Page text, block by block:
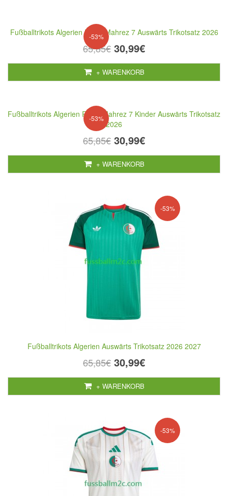
-53%
Fußballtrikots Algerien Riyad Mahrez 7 Auswärts Trikotsatz 2026
65,85€ 30,99€
+ WARENKORB
-53%
Fußballtrikots Algerien Riyad Mahrez 7 Kinder Auswärts Trikotsatz
2026
65,85€ 30,99€
+ WARENKORB
-53%
Fußballtrikots Algerien Auswärts Trikotsatz 2026 2027
65,85€ 30,99€
+ WARENKORB
-53%